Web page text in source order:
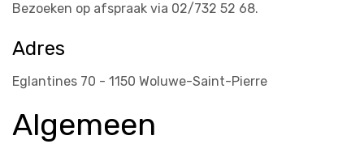
Bezoeken op afspraak via 02/732 52 68.
Adres
Eglantines 70 - 1150 Woluwe-Saint-Pierre
Algemeen